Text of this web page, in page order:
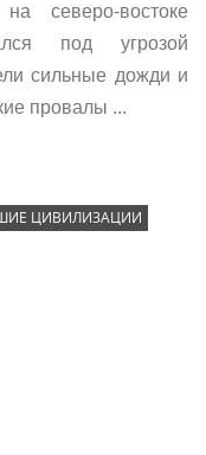
северо-востоке
под угрозой
сильные дожди и
провалы ...
ЦИВИЛИЗАЦИИ